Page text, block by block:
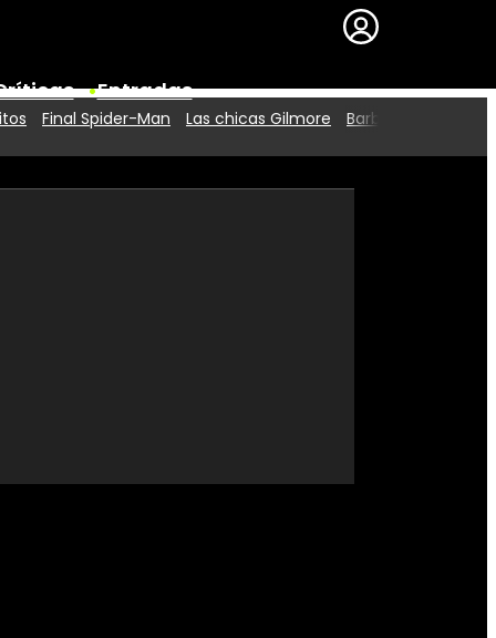
Entradas
Premios
Final Spider-Man Las chicas Gilmore Barbie 2